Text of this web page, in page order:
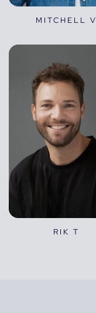
MITCHELL V
RIK T